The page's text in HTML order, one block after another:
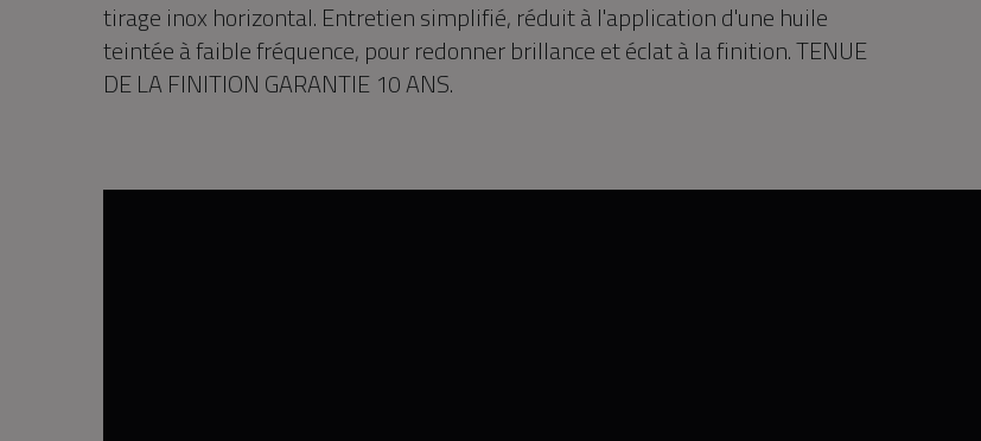
tirage inox horizontal. Entretien simplifié, réduit à l'application d'une huile
teintée à faible fréquence, pour redonner brillance et éclat à la finition. TENUE
DE LA FINITION GARANTIE 10 ANS.